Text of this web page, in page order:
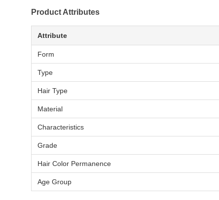
Product Attributes
Attribute
Form
Type
Hair Type
Material
Characteristics
Grade
Hair Color Permanence
Age Group